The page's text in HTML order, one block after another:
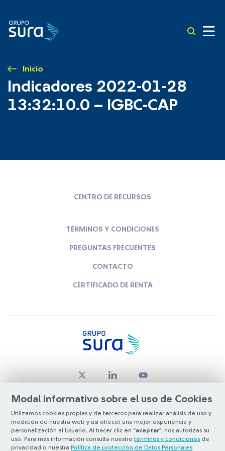
Inicio
Indicadores 2022-01-28
13:32:10.0 – IGBC-CAP
Modal informativo sobre el uso de Cookies
Utilizamos cookies propias y de terceros para realizar análisis de uso y
medición de nuestra web y así ofrecer una mejor experiencia y
personalización al Usuario. Al hacer clic en “aceptar”, nos autorizas su
uso. Para más información consulta nuestro términos y condiciones de
privacidad o nuestra Política de protección de Datos Personales
CENTRO DE RECURSOS
TÉRMINOS Y CONDICIONES
PREGUNTAS FRECUENTES
CONTACTO
CERTIFICADO DE RENTA
© Copyright Grupo SURA 2026